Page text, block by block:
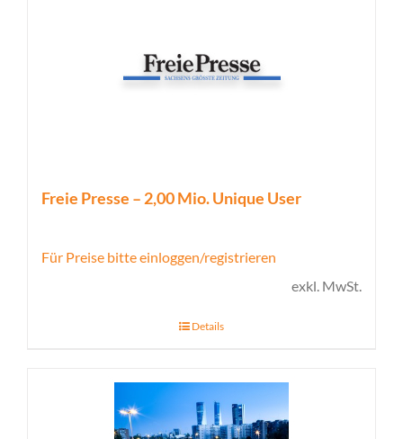
Freie Presse – 2,00 Mio. Unique User
Für Preise bitte einloggen/registrieren
exkl. MwSt.
Details